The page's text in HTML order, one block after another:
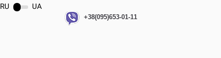
+38(095)653-01-11
RU UA